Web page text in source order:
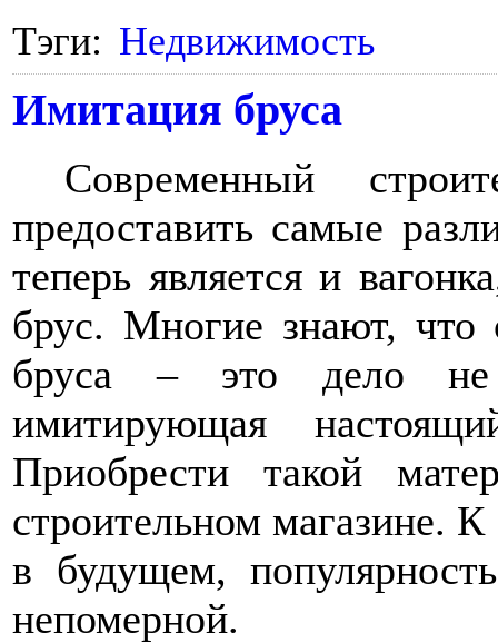
Тэги: Недвижимость
Имитация бруса
Современный
предоставить самые
теперь является и
брус. Многие знают, что
бруса – это дело не
имитирующая
Приобрести такой
строительном магазине. К
в будущем,
непомерной.